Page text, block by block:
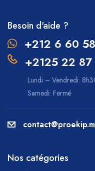
Besoin d'aide ?
+212 6 60
+2125 22
Lundi – Vendredi:
Samedi: Fermé
Nos catégories